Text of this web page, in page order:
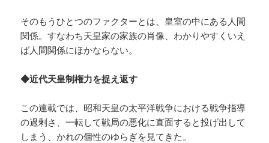
そのもうひとつのファクターとは、皇室の中にある人間
関係。すなわち天皇家の家族の肖像、わかりやすくいえ
ば人間関係にほかならない。
◆近代天皇制権力を捉え返す
この連載では、昭和天皇の太平洋戦争における戦争指導
の過剰さ、一転して戦局の悪化に直面すると投げ出して
しまう、かれの個性のゆらぎを見てきた。